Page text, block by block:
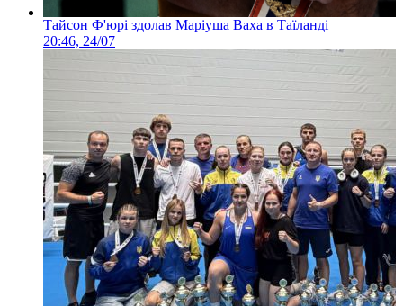
Тайсон Ф'юрі здолав Маріуша Ваха в Таїланді
20:46, 24/07